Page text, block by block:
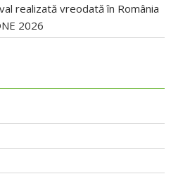
realizată vreodată în România
2026